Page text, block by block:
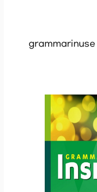
grammarinuse